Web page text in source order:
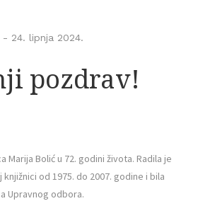
- 24. lipnja 2024.
pozdrav!
Marija Bolić u 72. godini života. Radila je
od 1975. do 2007. godine i bila
Upravnog odbora.